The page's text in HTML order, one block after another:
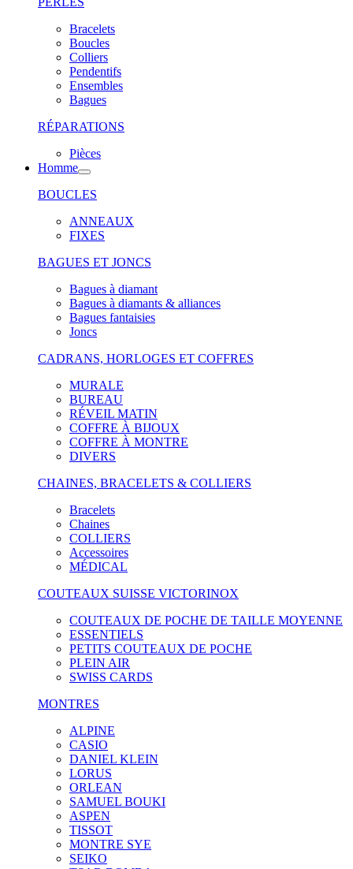
Bracelets
Boucles
Colliers
Pendentifs
Ensembles
Bagues
RÉPARATIONS
Pièces
Homme
BOUCLES
ANNEAUX
FIXES
BAGUES ET JONCS
Bagues à diamant
Bagues à diamants & alliances
Bagues fantaisies
Joncs
CADRANS, HORLOGES ET COFFRES
MURALE
BUREAU
RÉVEIL MATIN
COFFRE À BIJOUX
COFFRE À MONTRE
DIVERS
CHAINES, BRACELETS & COLLIERS
Bracelets
Chaines
COLLIERS
Accessoires
MÉDICAL
COUTEAUX SUISSE VICTORINOX
COUTEAUX DE POCHE DE TAILLE MOYENNE
ESSENTIELS
PETITS COUTEAUX DE POCHE
PLEIN AIR
SWISS CARDS
MONTRES
ALPINE
CASIO
DANIEL KLEIN
LORUS
ORLEAN
SAMUEL BOUKI
ASPEN
TISSOT
MONTRE SYE
SEIKO